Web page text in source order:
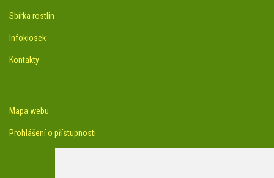
Sbírka rostlin
Infokiosek
Kontakty
Mapa webu
Prohlášení o přístupnosti